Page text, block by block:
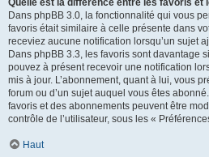
Quelle est la différence entre les favoris et
Dans phpBB 3.0, la fonctionnalité qui vous
favoris était similaire à celle présente dans
receviez aucune notification lorsqu’un sujet
Dans phpBB 3.3, les favoris sont davantage
pouvez à présent recevoir une notification
mis à jour. L’abonnement, quant à lui, vous
forum ou d’un sujet auquel vous êtes
favoris et des abonnements peuvent être
contrôle de l’utilisateur, sous les «
Haut